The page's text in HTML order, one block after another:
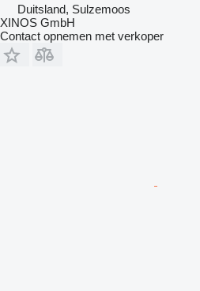
Duitsland, Sulzemoos
XINOS GmbH
Contact opnemen met verkoper